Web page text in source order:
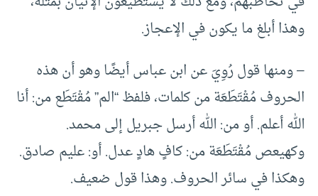
وهذا أبلغ ما يكون في الإعجاز.
– ومنها قول رُوِيَ عن ابن عباس أيضًا وهو أن هذه
الحروف مُقْتَطَعَة من كلمات، فلفظ “الم” مُقْتَطَع من: أنا
الله أعلم. أو من: الله أرسل جبريل إلى محمد.
وكهيعص مُقْتَطَعَة من: كافٍ هادٍ عدل. أو: عليم صادق.
وهكذا في سائر الحروف. وهذا قول ضعيف.